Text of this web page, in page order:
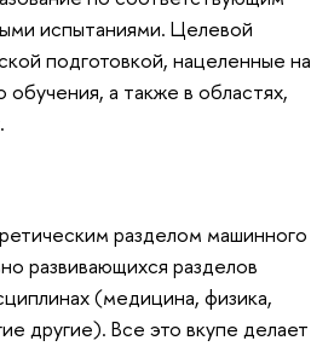
испытаниями. Целевой
подготовкой, нацеленные на
а также в областях,
разделом машинного
развивающихся разделов
(медицина, физика,
другие). Все это вкупе делает